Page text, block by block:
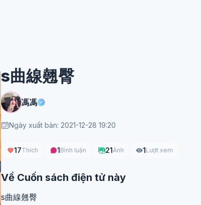
s曲線翹臀
馮馮
Ngày xuất bản: 2021-12-28 19:20
17Thích 1Bình luận 21Ảnh 1Lượt xem
Về Cuốn sách điện tử này
s曲線翹臀